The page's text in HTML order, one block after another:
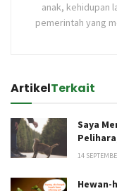
anak, kehidupan
pemerintah yang
ArtikelTerkait
Saya
14
Hewan-